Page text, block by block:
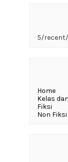
5/
Home
Kelas
Fiksi
Non Fiksi